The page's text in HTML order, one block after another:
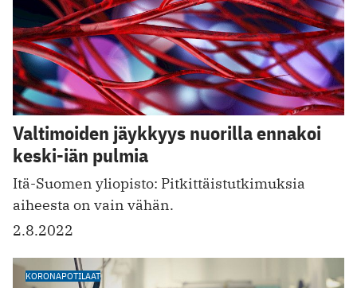
Valtimoiden jäykkyys nuorilla ennakoi
keski-iän pulmia
Itä-Suomen yliopisto: Pitkittäistutkimuksia
aiheesta on vain vähän.
2.8.2022
KORONAPOTILAAT